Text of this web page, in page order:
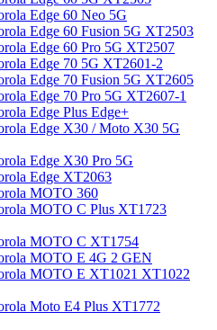
Edge 60 Neo 5G
Edge 60 Fusion 5G XT2503
Edge 60 Pro 5G XT2507
Edge 70 5G XT2601-2
Edge 70 Fusion 5G XT2605
Edge 70 Pro 5G XT2607-1
Edge Plus Edge+
Edge X30 / Moto X30 5G
Edge X30 Pro 5G
Edge XT2063
MOTO 360
MOTO C Plus XT1723
MOTO C XT1754
MOTO E 4G 2 GEN
MOTO E XT1021 XT1022
Moto E4 Plus XT1772